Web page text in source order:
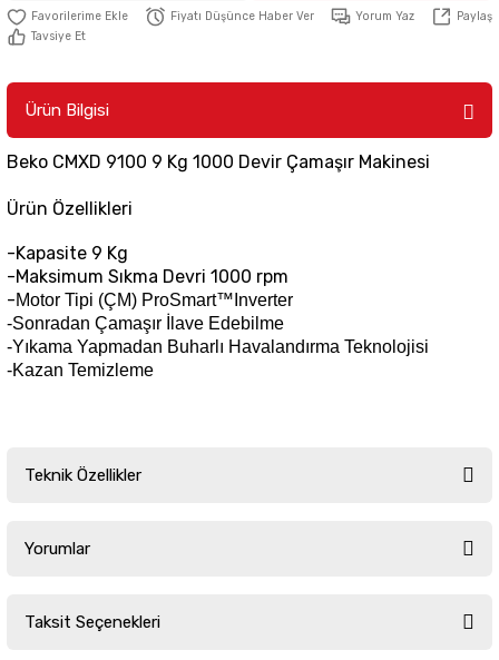
Fiyatı Düşünce Haber Ver Yorum Yaz
Paylaş
Tavsiye Et
Ürün Bilgisi
Beko CMXD 9100 9 Kg 1000 Devir Çamaşır Makinesi
Ürün Özellikleri
-Kapasite 9 Kg
-Maksimum Sıkma Devri 1000 rpm
-Motor Tipi (ÇM) ProSmart™Inverter
-Sonradan Çamaşır İlave Edebilme
-Yıkama Yapmadan Buharlı Havalandırma Teknolojisi
-Kazan Temizleme
Teknik Özellikler
Enerji Sınıfı
Program-10
Yorumlar
Taksit Seçenekleri